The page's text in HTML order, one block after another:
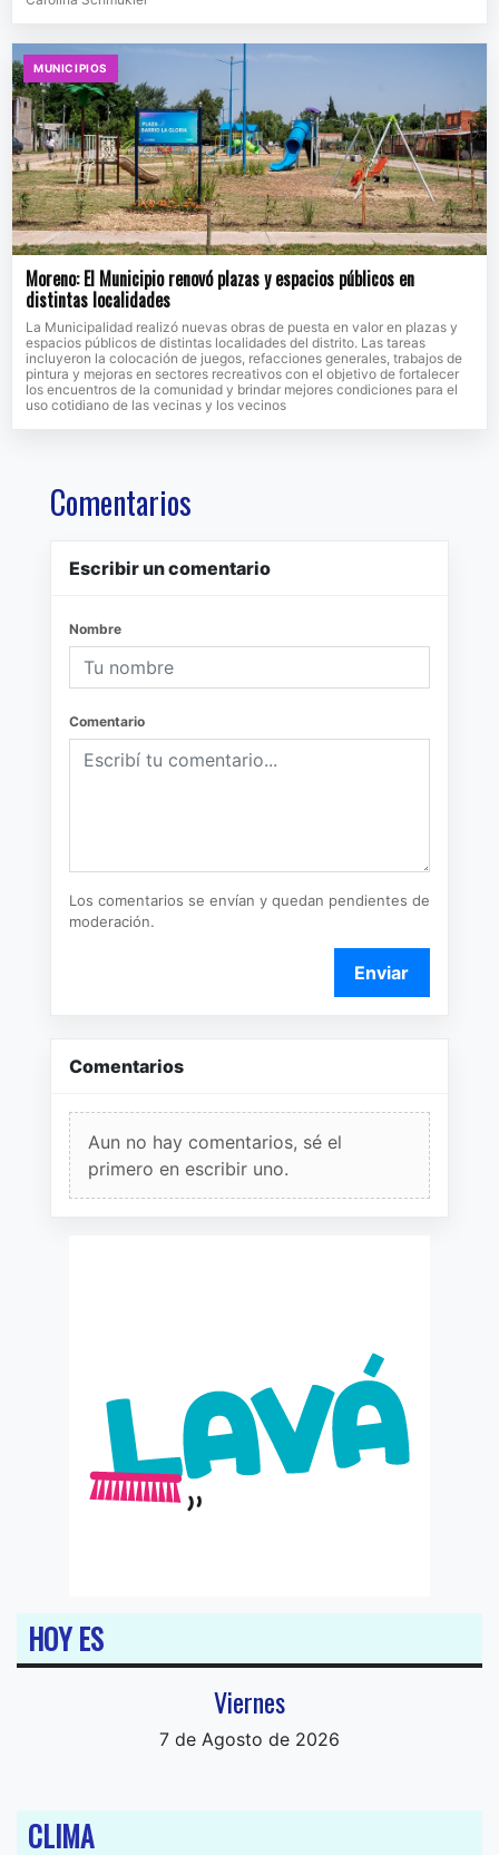
MUNICIPIOS
Moreno: El Municipio renovó plazas y espacios públicos en
distintas localidades
La Municipalidad realizó nuevas obras de puesta en valor en plazas y
espacios públicos de distintas localidades del distrito. Las tareas
incluyeron la colocación de juegos, refacciones generales, trabajos de
pintura y mejoras en sectores recreativos con el objetivo de fortalecer
los encuentros de la comunidad y brindar mejores condiciones para el
uso cotidiano de las vecinas y los vecinos
Comentarios
Escribir un comentario
Nombre
Comentario
Los comentarios se envían y quedan pendientes de
moderación.
Enviar
Comentarios
Aun no hay comentarios, sé el
primero en escribir uno.
HOY ES
Viernes
7 de Agosto de 2026
CLIMA